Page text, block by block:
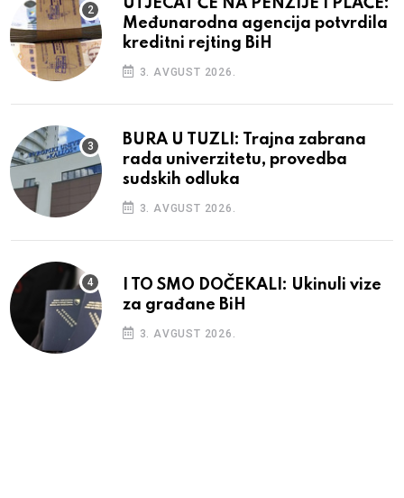
Međunarodna agencija potvrdila
kreditni rejting BiH
3. AVGUST 2026.
BURA U TUZLI: Trajna zabrana
rada univerzitetu, provedba
sudskih odluka
3. AVGUST 2026.
I TO SMO DOČEKALI: Ukinuli vize
za građane BiH
3. AVGUST 2026.